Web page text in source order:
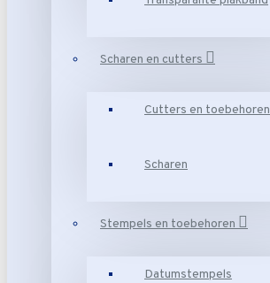
Scharen en cutters
Cutters en toebehoren
Scharen
Stempels en toebehoren
Datumstempels